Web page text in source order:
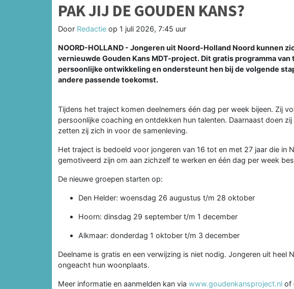
PAK JIJ DE GOUDEN KANS?
Door Redactie op 1 juli 2026, 7:45 uur
NOORD-HOLLAND - Jongeren uit Noord-Holland Noord kunnen
vernieuwde Gouden Kans MDT-project. Dit gratis programma
persoonlijke ontwikkeling en ondersteunt hen bij de volgende
andere passende toekomst.
Tijdens het traject komen deelnemers één dag per week bijeen. Zij
persoonlijke coaching en ontdekken hun talenten. Daarnaast doen
zetten zij zich in voor de samenleving.
Het traject is bedoeld voor jongeren van 16 tot en met 27 jaar die in
gemotiveerd zijn om aan zichzelf te werken en één dag per week
De nieuwe groepen starten op:
Den Helder: woensdag 26 augustus t/m 28 oktober
Hoorn: dinsdag 29 september t/m 1 december
Alkmaar: donderdag 1 oktober t/m 3 december
Deelname is gratis en een verwijzing is niet nodig. Jongeren uit heel
ongeacht hun woonplaats.
Meer informatie en aanmelden kan via www.goudenkansproject.nl of